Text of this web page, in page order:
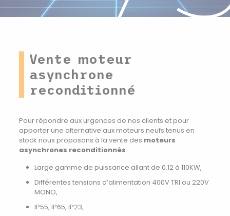
Vente moteur
asynchrone
reconditionné
Pour répondre aux urgences de nos clients et pour
apporter une alternative aux moteurs neufs tenus en
stock nous proposons à la vente des moteurs
asynchrones reconditionnés.
Large gamme de puissance allant de 0.12 à 110KW,
Différentes tensions d’alimentation 400V TRI ou 220V
MONO,
IP55, IP65, IP23,